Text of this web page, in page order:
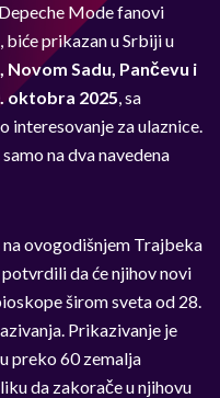
Mode fanovi
, biće prikazan u Srbiji u
Novom Sadu, Pančevu i
oktobra 2025, sa
interesovanje za ulaznice.
na dva navedena
ovogodišnjem Trajbeka
da će njihov novi
širom sveta od 28.
Prikazivanje je
preko 60 zemalja
da zakorače u njihovu